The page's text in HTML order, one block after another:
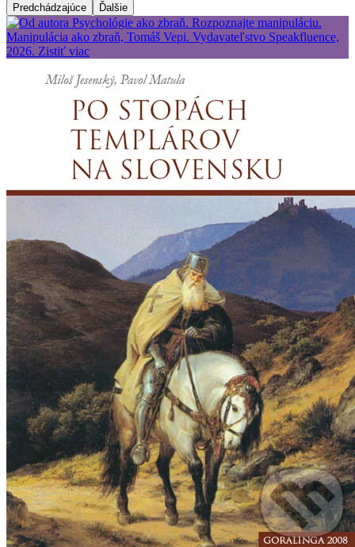
Predchádzajúce Ďalšie